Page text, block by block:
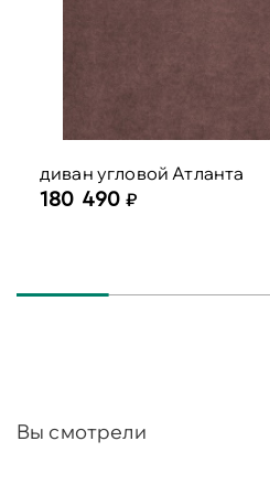
диван угловой Атланта
180 490
Вы смотрели